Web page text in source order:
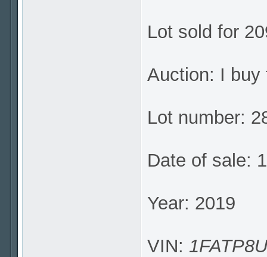
Lot sold for
Auction: I buy
Lot number:
Date of sale:
Year: 2019
VIN: